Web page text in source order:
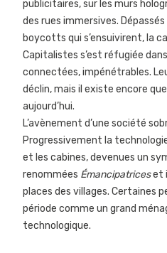
publicitaires, sur les murs
des rues immersives.
boycotts qui s’ensuivirent, la
Capitalistes s’est réfugiée
connectées, impénétrables.
déclin, mais il existe encore
aujourd’hui.
L’avènement d’une société
Progressivement la
et les cabines, devenues un
renommées Émancipatriceset
places des villages. Certaines
période comme un grand
technologique.